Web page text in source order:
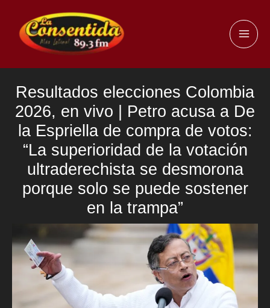
contenido
Resultados elecciones Colombia
2026, en vivo | Petro acusa a De
la Espriella de compra de votos:
“La superioridad de la votación
ultraderechista se desmorona
porque solo se puede sostener
en la trampa”